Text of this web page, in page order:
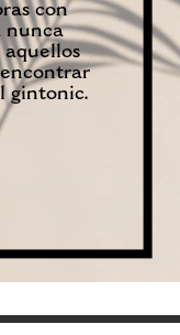
con
nunca
aquellos
gintonic.